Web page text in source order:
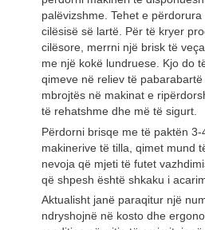
palëvizshme. Tehet e
cilësisë së lartë. Për të kryer
cilësore, merrni një brisk të
me një kokë lundruese. Kjo do
qimeve në reliev të
mbrojtës në makinat e
të rehatshme dhe më të sigurt.
Përdorni brisqe me të paktën
makinerive të tilla, qimet mund
nevoja që mjeti të futet
që shpesh është shkaku i
Aktualisht janë paraqitur një
ndryshojnë në kosto dhe